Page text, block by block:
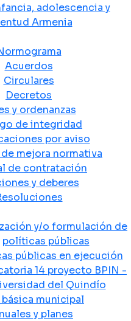
adolescencia y
Armenia
Acuerdos
Circulares
Decretos
y ordenanzas
de integridad
por aviso
mejora normativa
de contratación
y deberes
y/o formulación de
políticas públicas
públicas en ejecución
14 proyecto BPIN -
del Quindío
básica municipal
y planes